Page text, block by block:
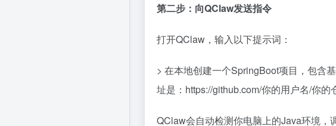
第二步：向QClaw发送指令
打开QClaw，输入以下提示词：
> 在本地创建一个SpringBoot项目，包含
址是：https://github.com/你的用户名/你的
QClaw会自动检测你电脑上的Java环境